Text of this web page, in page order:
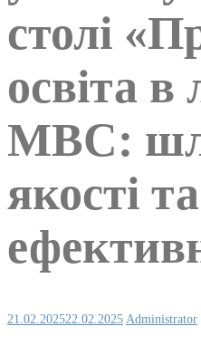
столі
освіта в
МВС:
якості та
21.02.202522.02.2025 Administrator